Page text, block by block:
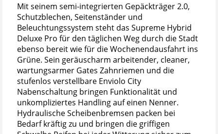
Mit seinem semi-integrierten Gepäckträger 2.0,
Schutzblechen, Seitenständer und
Beleuchtungssystem steht das Supreme Hybrid
Deluxe Pro für den täglichen Weg durch die Stadt
ebenso bereit wie für die Wochenendausfahrt ins
Grüne. Sein geräuscharm arbeitender, cleaner,
wartungsarmer Gates Zahnriemen und die
stufenlos verstellbare Enviolo City
Nabenschaltung bringen Funktionalität und
unkompliziertes Handling auf einen Nenner.
Hydraulische Scheibenbremsen packen bei
Bedarf kräftig zu und bringen die griffigen